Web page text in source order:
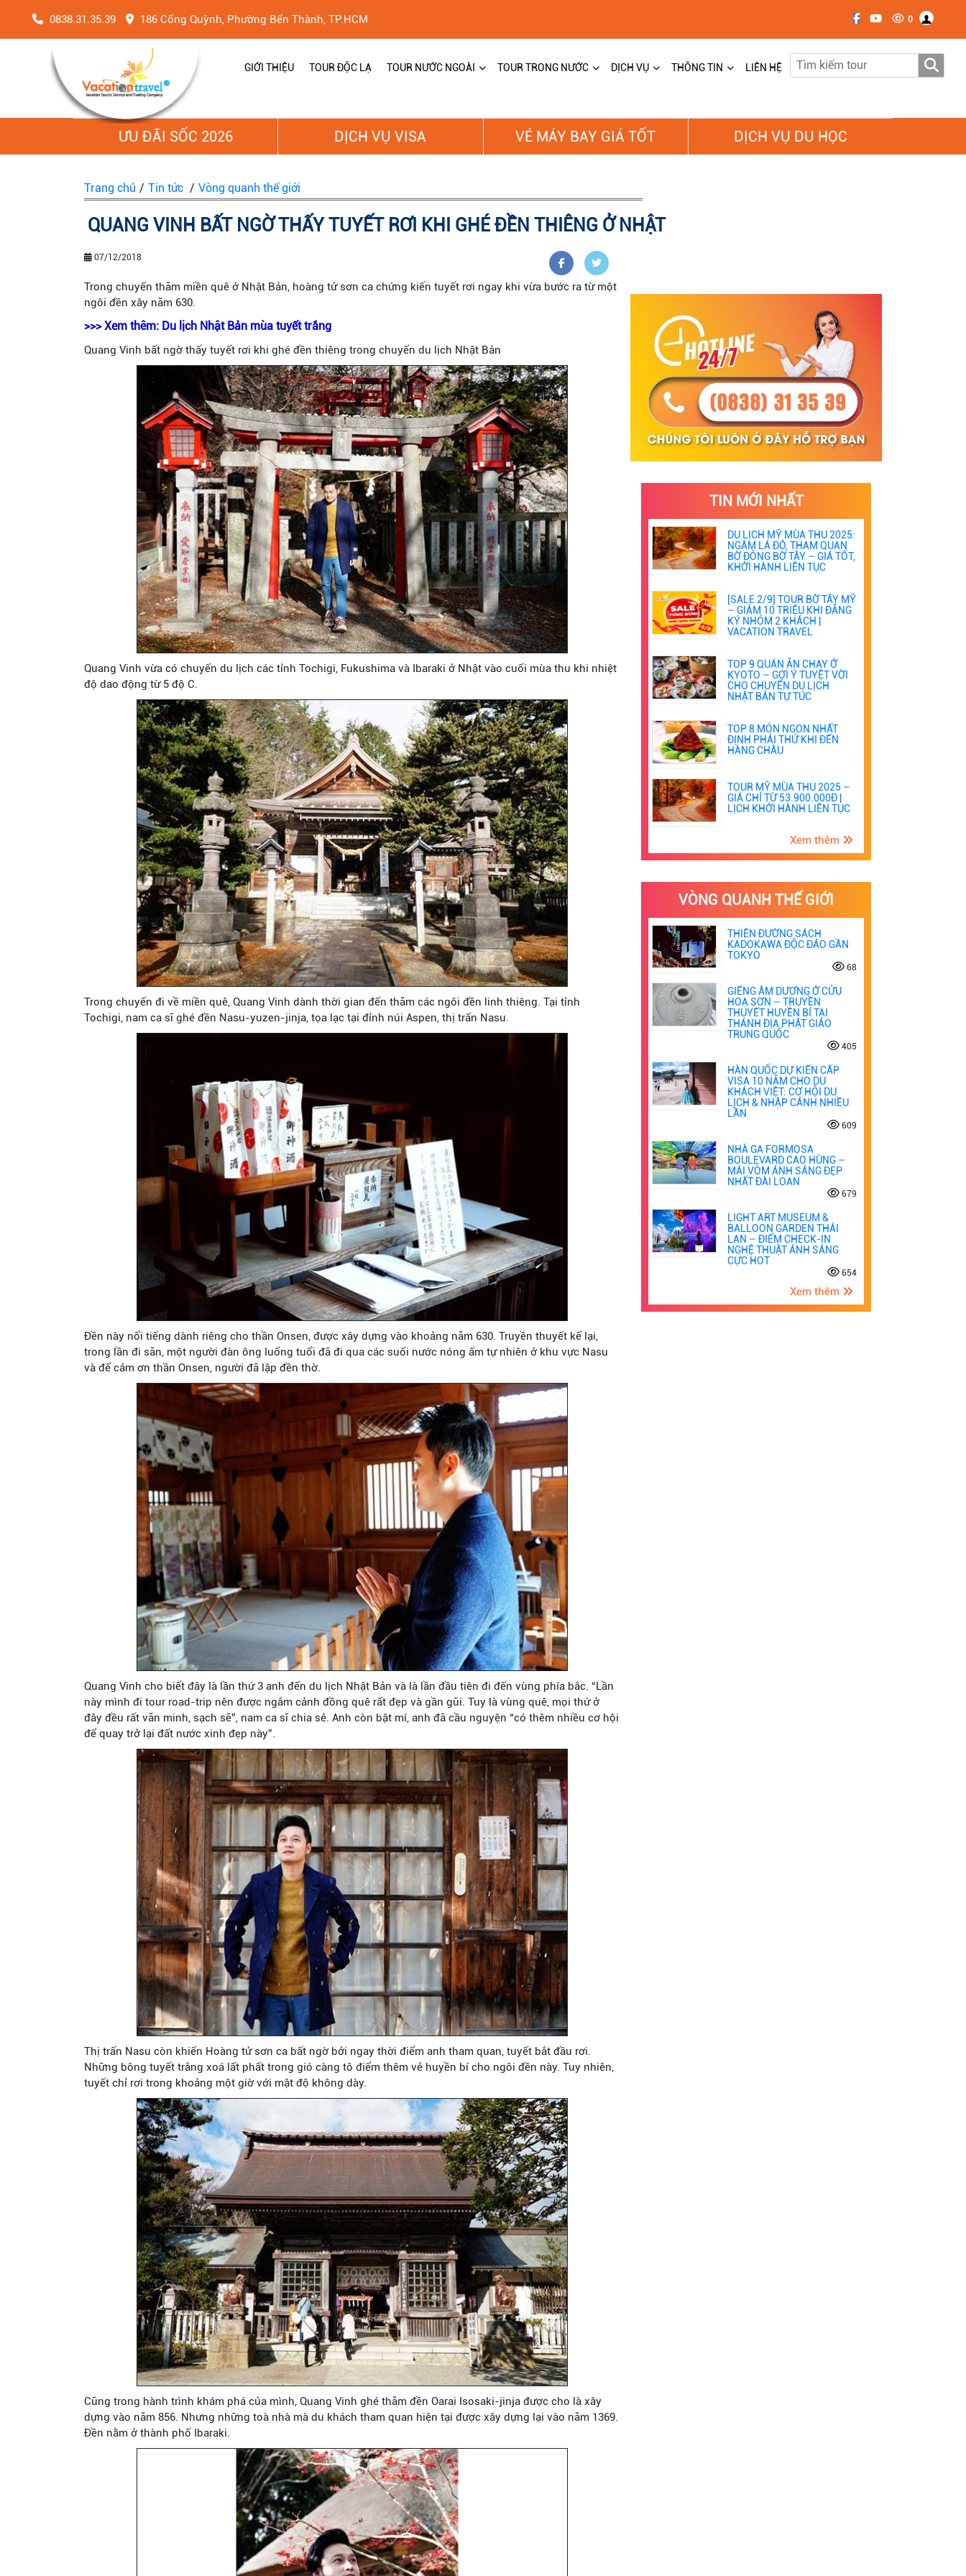
0838.31.35.39 186 Cống Quỳnh, Phường Bến Thành, TP.HCM 0
GIỚI THIỆU TOUR ĐỘC LẠ TOUR NƯỚC NGOÀI TOUR TRONG NƯỚC DỊCH VỤ THÔNG TIN LIÊN HỆ
ƯU ĐÃI SỐC 2026 DỊCH VỤ VISA VÉ MÁY BAY GIÁ TỐT DỊCH VỤ DU HỌC
Trang chủ / Tin tức / Vòng quanh thế giới
QUANG VINH BẤT NGỜ THẤY TUYẾT RƠI KHI GHÉ ĐỀN THIÊNG Ở NHẬT
07/12/2018
Trong chuyến thăm miền quê ở Nhật Bản, hoàng tử sơn ca chứng kiến tuyết rơi ngay khi vừa bước ra từ một
ngôi đền xây năm 630.
>>> Xem thêm: Du lịch Nhật Bản mùa tuyết trắng
Quang Vinh bất ngờ thấy tuyết rơi khi ghé đền thiêng trong chuyến du lịch Nhật Bản
Quang Vinh vừa có chuyến du lịch các tỉnh Tochigi, Fukushima và Ibaraki ở Nhật vào cuối mùa thu khi nhiệt
độ dao động từ 5 độ C.
Trong chuyến đi về miền quê, Quang Vinh dành thời gian đến thăm các ngôi đền linh thiêng. Tại tỉnh
Tochigi, nam ca sĩ ghé đền Nasu-yuzen-jinja, tọa lạc tại đỉnh núi Aspen, thị trấn Nasu.
Đền này nổi tiếng dành riêng cho thần Onsen, được xây dựng vào khoảng năm 630. Truyền thuyết kể lại,
trong lần đi săn, một người đàn ông luống tuổi đã đi qua các suối nước nóng ấm tự nhiên ở khu vực Nasu
và để cảm ơn thần Onsen, người đã lập đền thờ.
Quang Vinh cho biết đây là lần thứ 3 anh đến du lịch Nhật Bản và là lần đầu tiên đi đến vùng phía bắc. “Lần
này mình đi tour road-trip nên được ngắm cảnh đồng quê rất đẹp và gần gũi. Tuy là vùng quê, mọi thứ ở
đây đều rất văn minh, sạch sẽ”, nam ca sĩ chia sẻ. Anh còn bật mí, anh đã cầu nguyện “có thêm nhiều cơ hội
để quay trở lại đất nước xinh đẹp này”.
Thị trấn Nasu còn khiến Hoàng tử sơn ca bất ngờ bởi ngay thời điểm anh tham quan, tuyết bắt đầu rơi.
Những bông tuyết trắng xoá lất phất trong gió càng tô điểm thêm vẻ huyền bí cho ngôi đền này. Tuy nhiên,
tuyết chỉ rơi trong khoảng một giờ với mật độ không dày.
Cũng trong hành trình khám phá của mình, Quang Vinh ghé thăm đền Oarai Isosaki-jinja được cho là xây
dựng vào năm 856. Nhưng những toà nhà mà du khách tham quan hiện tại được xây dựng lại vào năm 1369.
Đền nằm ở thành phố Ibaraki.
TIN MỚI NHẤT
DU LỊCH MỸ MÙA THU 2025:
NGẮM LÁ ĐỎ, THAM QUAN
BỜ ĐÔNG BỜ TÂY – GIÁ TỐT,
KHỞI HÀNH LIÊN TỤC
[SALE 2/9] TOUR BỜ TÂY MỸ
– GIẢM 10 TRIỆU KHI ĐĂNG
KÝ NHÓM 2 KHÁCH |
VACATION TRAVEL
TOP 9 QUÁN ĂN CHAY Ở
KYOTO – GỢI Ý TUYỆT VỜI
CHO CHUYẾN DU LỊCH
NHẬT BẢN TỰ TÚC
TOP 8 MÓN NGON NHẤT
ĐỊNH PHẢI THỬ KHI ĐẾN
HÀNG CHÂU
TOUR MỸ MÙA THU 2025 –
GIÁ CHỈ TỪ 53.900.000Đ |
LỊCH KHỞI HÀNH LIÊN TỤC
Xem thêm
VÒNG QUANH THẾ GIỚI
THIÊN ĐƯỜNG SÁCH
KADOKAWA ĐỘC ĐÁO GẦN
TOKYO
68
GIẾNG ÂM DƯƠNG Ở CỬU
HOA SƠN – TRUYỀN
THUYẾT HUYỀN BÍ TẠI
THÁNH ĐỊA PHẬT GIÁO
TRUNG QUỐC
405
HÀN QUỐC DỰ KIẾN CẤP
VISA 10 NĂM CHO DU
KHÁCH VIỆT: CƠ HỘI DU
LỊCH & NHẬP CẢNH NHIỀU
LẦN
609
NHÀ GA FORMOSA
BOULEVARD CAO HÙNG –
MÁI VÒM ÁNH SÁNG ĐẸP
NHẤT ĐÀI LOAN
679
LIGHT ART MUSEUM &
BALLOON GARDEN THÁI
LAN – ĐIỂM CHECK-IN
NGHỆ THUẬT ÁNH SÁNG
CỰC HOT
654
Xem thêm